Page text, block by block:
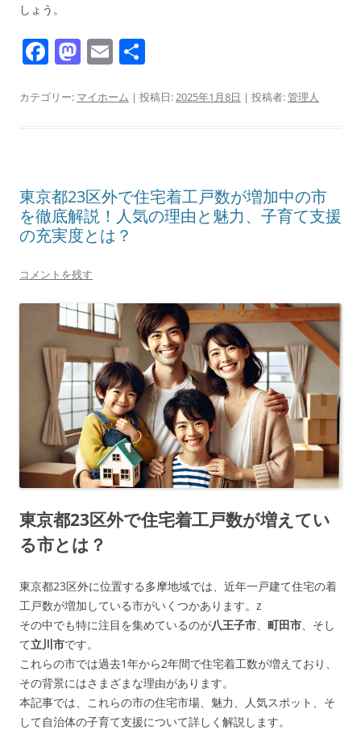
しょう。
F
c
o
o
k
M
st
o
n
E
ai
カテゴリー: マイホーム | 投稿日:2025年1月8日 | 投稿者:管理人
東京都23区外で住宅着工戸数が増加中の市
を徹底解説！人気の理由と魅力、子育て支援
の充実度とは？
コメントを残す
東京都23区外で住宅着工戸数が増えてい
る市とは？
東京都23区外に位置する多摩地域では、近年一戸建て住宅の着
工戸数が増加している市がいくつかあります。z
その中でも特に注目を集めているのが八王子市 町田市 、そし
て立川市です。
これらの市では過去1年から2年間で住宅着工数が増えており、
その背景にはさまざまな理由があります。
本記事では、これらの市の住宅市場、魅力、人気スポット、そ
して自治体の子育て支援について詳しく解説します。